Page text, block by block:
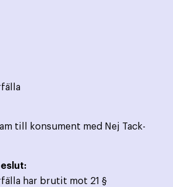
till konsument med Nej Tack-
har brutit mot 21 §